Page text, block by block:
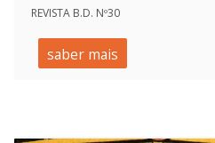
REVISTA B.D. Nº30
saber mais